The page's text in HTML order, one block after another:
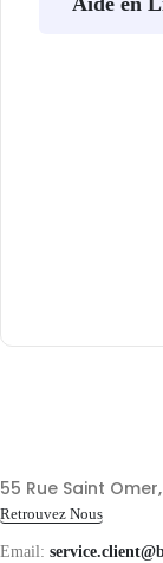
55 Rue Saint
Retrouvez Nous
Email: